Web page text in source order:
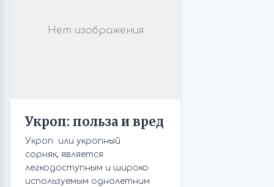
Нет изображения
Укроп: польза и вред
Укроп или укропный
сорняк, является
легкодоступным и широко
используемым однолетним